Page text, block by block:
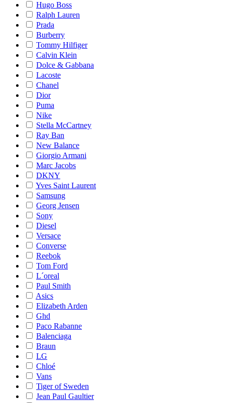
Hugo Boss
Ralph Lauren
Prada
Burberry
Tommy Hilfiger
Calvin Klein
Dolce & Gabbana
Lacoste
Chanel
Dior
Puma
Nike
Stella McCartney
Ray Ban
New Balance
Giorgio Armani
Marc Jacobs
DKNY
Yves Saint Laurent
Samsung
Georg Jensen
Sony
Diesel
Versace
Converse
Reebok
Tom Ford
L´oreal
Paul Smith
Asics
Elizabeth Arden
Ghd
Paco Rabanne
Balenciaga
Braun
LG
Chloé
Vans
Tiger of Sweden
Jean Paul Gaultier